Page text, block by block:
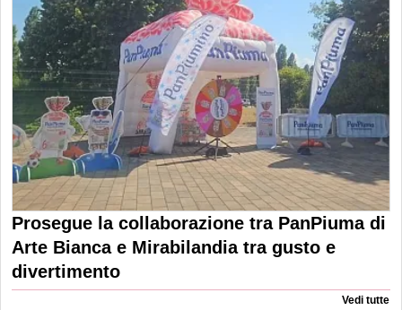
Prosegue la collaborazione tra PanPiuma di
Arte Bianca e Mirabilandia tra gusto e
divertimento
Vedi tutte